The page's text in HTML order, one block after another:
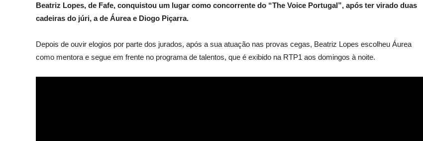
Beatriz Lopes, de Fafe, conquistou um lugar como concorrente do “The Voice Portugal”, após ter virado duas
cadeiras do júri, a de Áurea e Diogo Piçarra.
Depois de ouvir elogios por parte dos jurados, após a sua atuação nas provas cegas, Beatriz Lopes escolheu Áurea
como mentora e segue em frente no programa de talentos, que é exibido na RTP1 aos domingos à noite.